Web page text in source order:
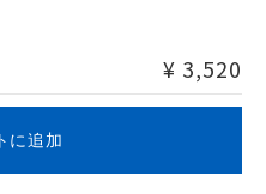
能性があります。
¥ 3,520
に追加